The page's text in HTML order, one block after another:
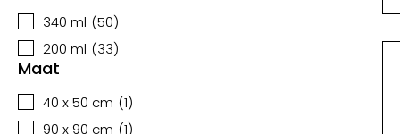
340 ml (50)
200 ml (33)
Maat
40 x 50 cm (1)
90 x 90 cm (1)